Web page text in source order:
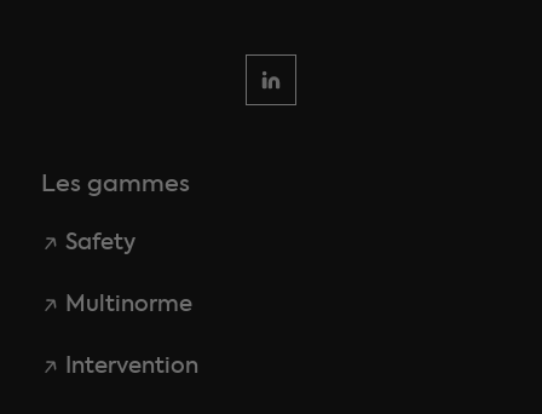
Les gammes
Safety
Multinorme
Intervention